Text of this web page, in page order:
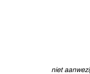
niet